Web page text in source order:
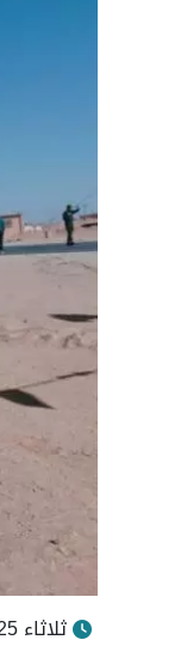
ثلاثاء 25/02/2025 - 10:45